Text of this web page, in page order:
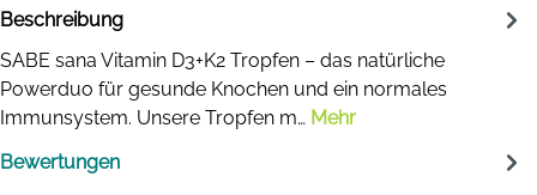
Beschreibung
SABE sana Vitamin D3+K2 Tropfen – das natürliche
Powerduo für gesunde Knochen und ein normales
Immunsystem. Unsere Tropfen m… Mehr
Bewertungen